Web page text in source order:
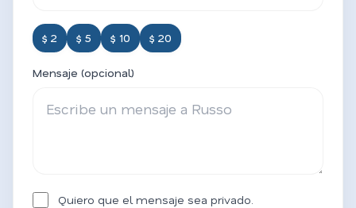
$ 2 $ 5 $ 10 $ 20
Mensaje (opcional)
Quiero que el mensaje sea privado.